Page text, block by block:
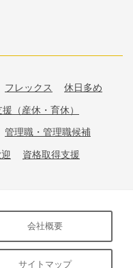
フレックス 休日多め
（産休・育休）
管理職・管理職候補
資格取得支援
会社概要
サイトマップ